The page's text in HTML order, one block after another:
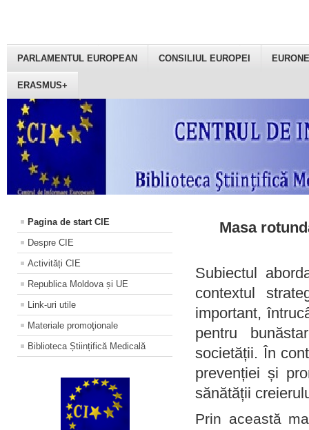
PARLAMENTUL EUROPEAN CONSILIUL EUROPEI
ERASMUS+
Pagina de start CIE
Despre CIE
Activități CIE
Republica Moldova și UE
Link-uri utile
Materiale promoţionale
Biblioteca Științifică Medicală
Masa
Subiectul
contextul
important,
pentru
societății. În
prevenției și
sănătății
Prin această